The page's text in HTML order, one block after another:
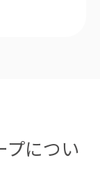
プについ